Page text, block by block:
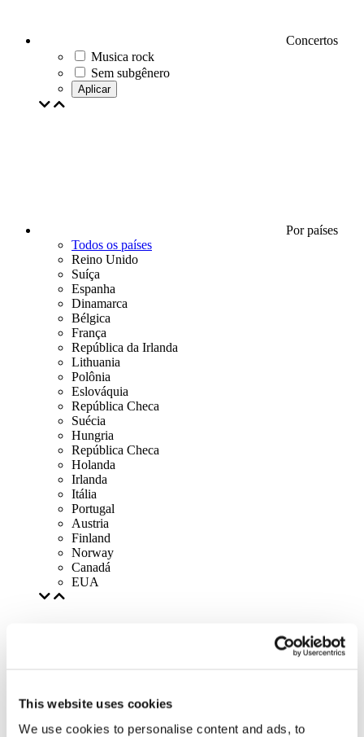
This website uses cookies
We use cookies to personalise content and ads, to
Concertos
Musica rock
Sem subgênero
Aplicar
Por países
Todos os países
Reino Unido
Suíça
Espanha
Dinamarca
Bélgica
França
República da Irlanda
Lithuania
Polônia
Eslováquia
República Checa
Suécia
Hungria
República Checa
Holanda
Irlanda
Itália
Portugal
Austria
Finland
Norway
Canadá
EUA